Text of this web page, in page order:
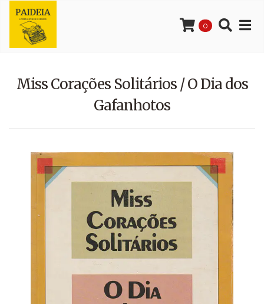
0
Miss Corações Solitários / O Dia dos
Gafanhotos